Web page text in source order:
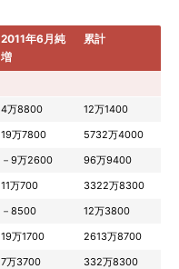
2011年6月純
増
累計
4万8800
12万1400
19万7800
5732万4000
－9万2600
96万9400
11万700
3322万8300
－8500
12万3800
19万1700
2613万8700
7万3700
332万8300